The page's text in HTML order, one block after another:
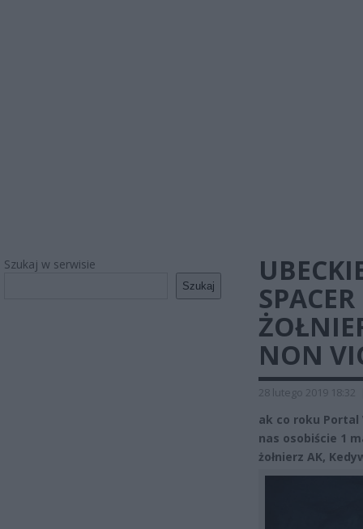
Szukaj w serwisie
Szukaj
NON
28 lutego 2019 18:32
ak co roku Portal
nas osobiście 1
żołnierz AK,